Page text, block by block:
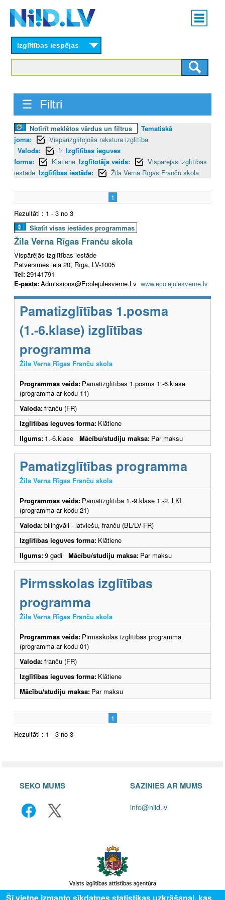
content
Main
menu
Izglītības iespējas
☰ Filtri
Notīrīt meklētos vārdus un filtrus
Tematiskā
joma:
Vispārizglītojoša rakstura izglītība
Valoda:
fr Izglītības ieguves
forma:
Klātiene Izglītotāja veids:
Vispārējās izglītības
iestāde Izglītības iestāde: Žila Verna Rīgas Franču skola
1
Rezultāti : 1 - 3 no 3
Skatīt visas iestādes programmas
Žila Verna Rīgas Franču skola
Vispārējās izglītības iestāde
Patversmes iela 20, Rīga, LV-1005
Tel:29141791
E-pasts:Admissions@Ecolejulesverne.Lv www.ecolejulesverne.lv
Pamatizglītības 1.posma
(1.-6.klase) izglītības
programma
Žila Verna Rīgas Franču skola
Programmas veids: Pamatizglītības 1.posms 1.-6.klase
(programma ar kodu 11)
Valoda:franču (FR)
Izglītības ieguves forma: Klātiene
Ilgums: 1.-6.klase Mācību/studiju maksa: Par maksu
Pamatizglītības programma
Žila Verna Rīgas Franču skola
Programmas veids: Pamatizglītība 1.-9.klase 1.-2. LKI
(programma ar kodu 21)
Valoda:bilingvāli - latviešu, franču (BL/LV-FR)
Izglītības ieguves forma: Klātiene
Ilgums:9 gadi Mācību/studiju maksa: Par maksu
Pirmsskolas izglītības
programma
Žila Verna Rīgas Franču skola
Programmas veids: Pirmsskolas izglītības programma
(programma ar kodu 01)
Valoda:franču (FR)
Izglītības ieguves forma: Klātiene
Mācību/studiju maksa: Par maksu
1
Rezultāti : 1 - 3 no 3
SEKO MUMS SAZINIES AR MUMS
info@niid.lv